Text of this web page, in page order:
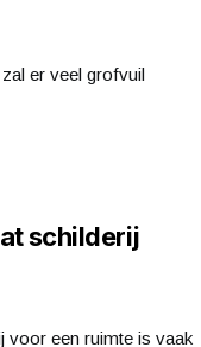
er veel grofvuil
schilderij
voor een ruimte is vaak